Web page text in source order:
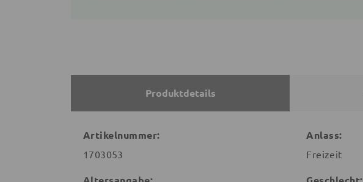
Produktdetails
Artikelnummer:
1703053
Anlass:
Freizeit